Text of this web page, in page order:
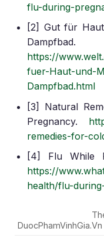
flu-during-
[2] Gut für
Dampfbad.
https://
fuer-Haut-und-
Dampfbad.html
[3] Natural
Pregnancy.
remedies-for-
[4] Flu While
https://
health/flu-